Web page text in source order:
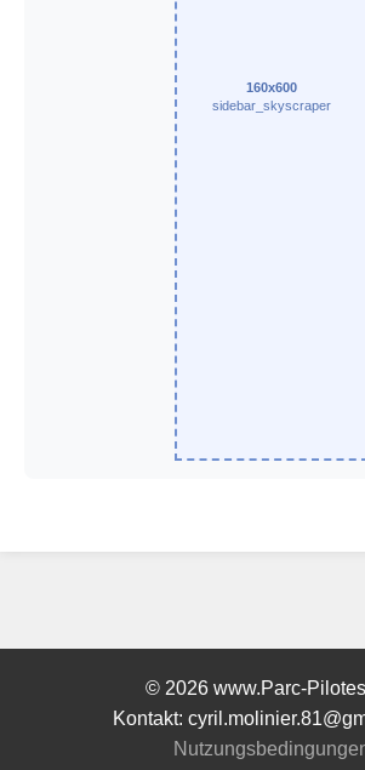
160x600
sidebar_skyscraper
© 2026 www.Parc-
Kontakt: